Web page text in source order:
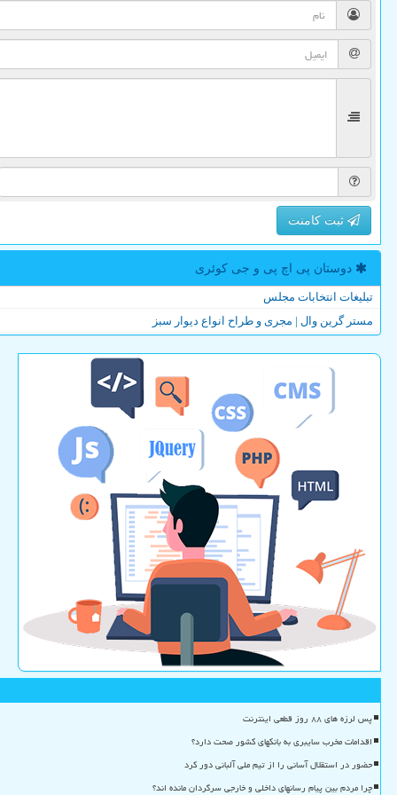
ثبت کامنت
دوستان پی اچ پی و جی كوئری
تبلیغات انتخابات مجلس
مستر گرین وال | مجری و طراح انواع دیوار سبز
پس لرزه های ۸۸ روز قطعی اینترنت
اقدامات مخرب سایبری به بانکهای کشور صحت دارد؟
حضور در استقلال آسانی را از تیم ملی آلبانی دور کرد
چرا مردم بین پیام رسانهای داخلی و خارجی سرگردان مانده اند؟